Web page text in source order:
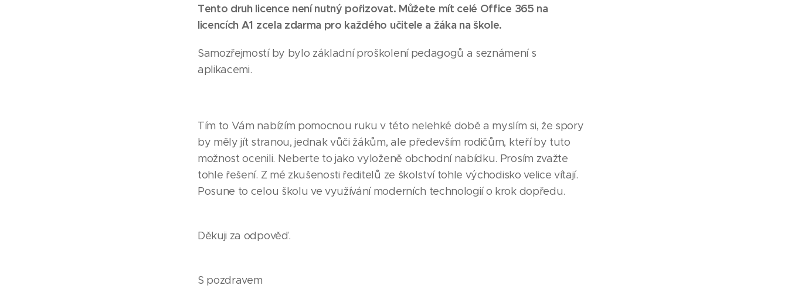
Tento druh licence není nutný pořizovat. Můžete mít celé Office 365 na
licencích A1 zcela zdarma pro každého učitele a žáka na škole.
Samozřejmostí by bylo základní proškolení pedagogů a seznámení s
aplikacemi.
Tím to Vám nabízím pomocnou ruku v této nelehké době a myslím si, že spory
by měly jít stranou, jednak vůči žákům, ale především rodičům, kteří by tuto
možnost ocenili. Neberte to jako vyloženě obchodní nabídku. Prosím zvažte
tohle řešení. Z mé zkušenosti ředitelů ze školství tohle východisko velice vítají.
Posune to celou školu ve využívání moderních technologií o krok dopředu.
Děkuji za odpověď.
S pozdravem